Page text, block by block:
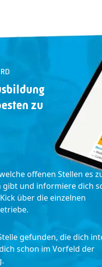
zu
offenen Stellen es
gibt und informiere dich
über die einzelnen
gefunden, die dich
schon im Vorfeld der